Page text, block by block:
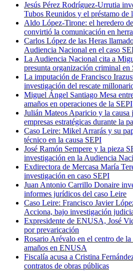
Jesús Pérez Rodríguez-Urrutia
Tubos Reunidos y el préstamo de
Aldo López-Tirone: el heredero
convirtió la comunicación en
Carlos López de las Heras
Audiencia Nacional en el caso
La Audiencia Nacional cita a
presunta organización criminal en
La imputación de Francisco
investigación del rescate
Miguel Ángel Santiago Mesa
amaños en operaciones de la SEPI
Julián Mateos Aparicio y la causa
empresas estratégicas durante la
Caso Leire: Mikel Arrarás y su
técnico en la causa SEPI
José Ramón Sempere y la pieza
investigación en la Audiencia
Exdirectora de Mercasa María
investigación en caso SEPI
Juan Antonio Carrillo Donaire
informes jurídicos del caso Leire
Caso Leire: Francisco Javier
Acciona, bajo investigación
Expresidente de ENUSA, José
por prevaricación
Rosario Arévalo en el centro de
amaños en ENUSA
Fiscalía acusa a Cristina
contratos de obras públicas